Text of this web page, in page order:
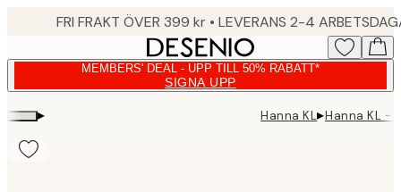
FRI FRAKT ÖVER 399 kr • LEVERANS 2-4
MEMBERS' DEAL - UPP TILL 50% RABATT*
SIGNA UPP
▸ Hanna KL▸Hanna KL -